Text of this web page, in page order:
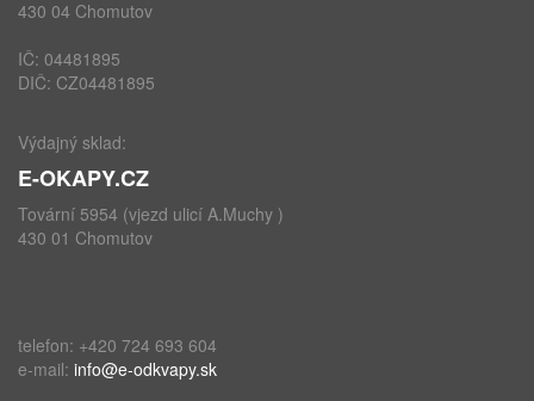
430 04 Chomutov
IČ: 04481895
DIČ: CZ04481895
Výdajný sklad:
E-OKAPY.CZ
Tovární 5954 (vjezd ulicí A.Muchy )
430 01 Chomutov
telefon: +420 724 693 604
e-mail: info@e-odkvapy.sk